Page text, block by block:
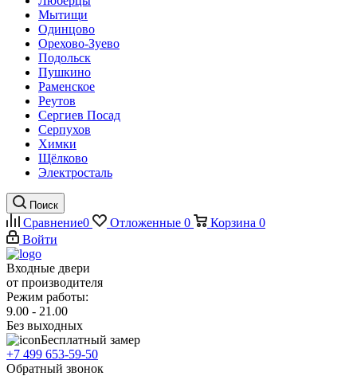
Мытищи
Одинцово
Орехово-Зуево
Подольск
Пушкино
Раменское
Реутов
Сергиев Посад
Серпухов
Химки
Щёлково
Электросталь
Поиск
Сравнение0 Отложенные 0 Корзина 0
Войти
Входные двери
от производителя
Режим работы:
9.00 - 21.00
Без выходных
Бесплатный замер
+7 499 653-59-50
Обратный звонок